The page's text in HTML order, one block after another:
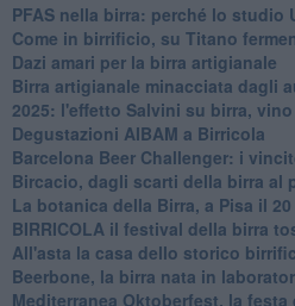
​PFAS nella birra: perché lo studio
​Come in birrificio, su Titano
Dazi amari per la birra artigianale
​Birra artigianale minacciata dagli
​2025: l'effetto Salvini su birra,
​Degustazioni AIBAM a Birricola
​Barcelona Beer Challenger: i
Bircacio, dagli scarti della birra al
​La botanica della Birra, a Pisa il
BIRRICOLA il festival della birra
​All'asta la casa dello storico
Beerbone, la birra nata in
Mediterranea Oktoberfest, la festa